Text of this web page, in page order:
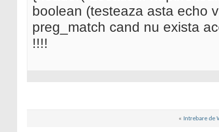
boolean (testeaza asta echo
preg_match cand nu exista
!!!!
« Intrebare de